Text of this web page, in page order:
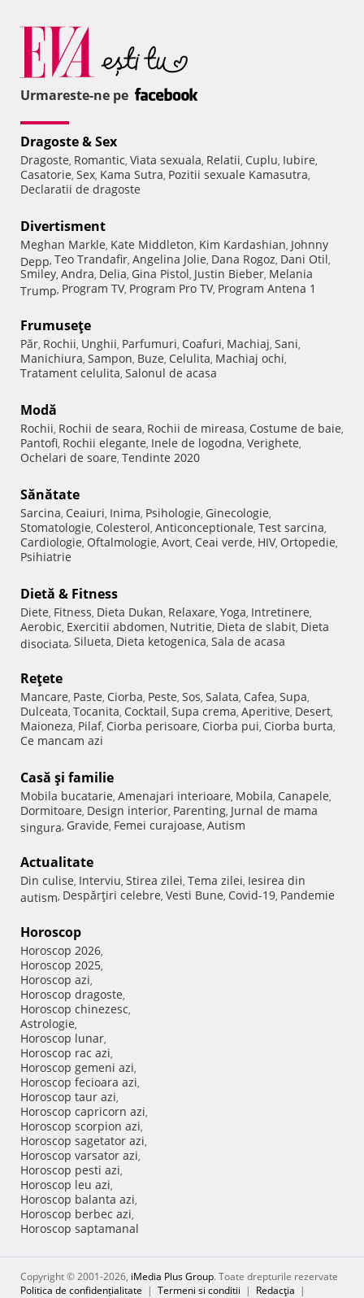
Urmareste-ne pe
Dragoste & Sex
Dragoste, Romantic, Viata sexuala, Relatii, Cuplu, Iubire,
Casatorie, Sex, Kama Sutra, Pozitii sexuale Kamasutra,
Declaratii de dragoste
Divertisment
Meghan Markle, Kate Middleton, Kim Kardashian, Johnny
Depp, Teo Trandafir, Angelina Jolie, Dana Rogoz, Dani Otil,
Smiley, Andra, Delia, Gina Pistol, Justin Bieber, Melania
Trump, Program TV, Program Pro TV, Program Antena 1
Frumuseţe
Păr, Rochii, Unghii, Parfumuri, Coafuri, Machiaj, Sani,
Manichiura, Sampon, Buze, Celulita, Machiaj ochi,
Tratament celulita, Salonul de acasa
Modă
Rochii, Rochii de seara, Rochii de mireasa, Costume de baie,
Pantofi, Rochii elegante, Inele de logodna, Verighete,
Ochelari de soare, Tendinte 2020
Sănătate
Sarcina, Ceaiuri, Inima, Psihologie, Ginecologie,
Stomatologie, Colesterol, Anticonceptionale, Test sarcina,
Cardiologie, Oftalmologie, Avort, Ceai verde, HIV, Ortopedie,
Psihiatrie
Dietă & Fitness
Diete, Fitness, Dieta Dukan, Relaxare, Yoga, Intretinere,
Aerobic, Exercitii abdomen, Nutritie, Dieta de slabit, Dieta
disociata, Silueta, Dieta ketogenica, Sala de acasa
Reţete
Mancare, Paste, Ciorba, Peste, Sos, Salata, Cafea, Supa,
Dulceata, Tocanita, Cocktail, Supa crema, Aperitive, Desert,
Maioneza, Pilaf, Ciorba perisoare, Ciorba pui, Ciorba burta,
Ce mancam azi
Casă şi familie
Mobila bucatarie, Amenajari interioare, Mobila, Canapele,
Dormitoare, Design interior, Parenting, Jurnal de mama
singura, Gravide, Femei curajoase, Autism
Actualitate
Din culise, Interviu, Stirea zilei, Tema zilei, Iesirea din
autism, Despărţiri celebre, Vesti Bune, Covid-19, Pandemie
Horoscop
Horoscop 2026,
Horoscop 2025,
Horoscop azi,
Horoscop dragoste,
Horoscop chinezesc,
Astrologie,
Horoscop lunar,
Horoscop rac azi,
Horoscop gemeni azi,
Horoscop fecioara azi,
Horoscop taur azi,
Horoscop capricorn azi,
Horoscop scorpion azi,
Horoscop sagetator azi,
Horoscop varsator azi,
Horoscop pesti azi,
Horoscop leu azi,
Horoscop balanta azi,
Horoscop berbec azi,
Horoscop saptamanal
Copyright © 2001-2026, iMedia Plus Group. Toate drepturile rezervate
Politica de confidențialitate | Termeni si conditii | Redacţia |